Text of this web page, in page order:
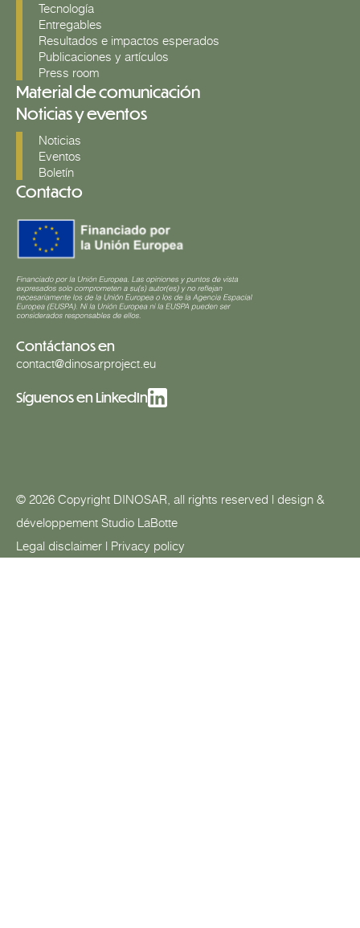
Tecnología
Entregables
Resultados e impactos esperados
Publicaciones y artículos
Press room
Material de comunicación
Noticias y eventos
Noticias
Eventos
Boletín
Contacto
Contáctanos en
contact@dinosarproject.eu
Síguenos en LinkedIn
© 2026 Copyright DINOSAR, all rights reserved | design &
développement Studio LaBotte
Legal disclaimer | Privacy policy